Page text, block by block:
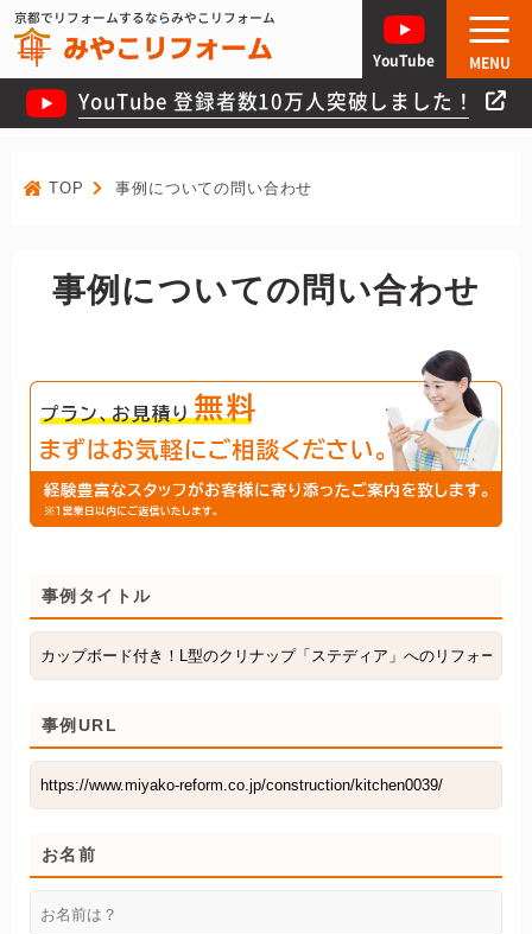
京都でリフォームするならみやこリフォーム
YouTube 登録者数10万人突破しました！
YouTube MENU
TOP 事例についての問い合わせ
事例についての問い合わせ
事例タイトル
事例URL
お名前